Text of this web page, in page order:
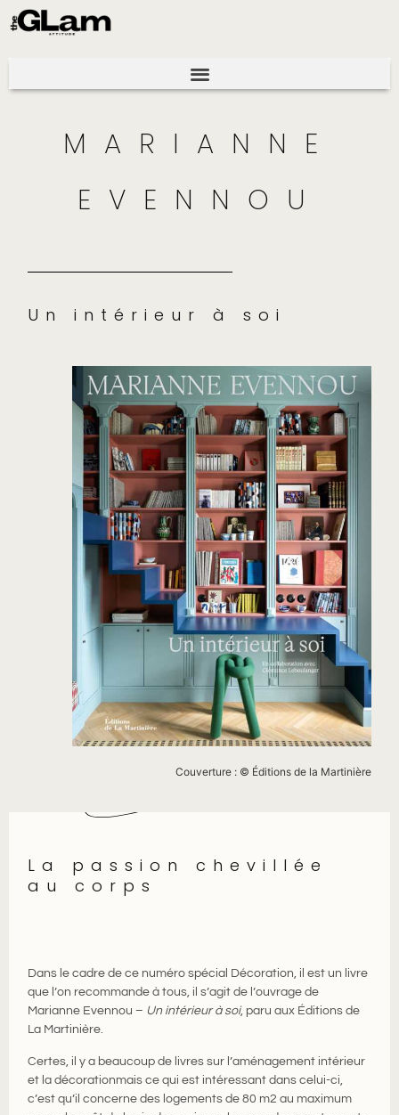
MARIANNE
EVENNOU
Un intérieur à soi
Couverture : © Éditions de la Martinière
La passion chevillée
au corps
Dans le cadre de ce numéro spécial Décoration, i l est un livre
que l’on recommande à tous, il s’agit de l’ouvrage de
Marianne Evennou – Un intérieur à soi, paru aux Éditions de
La Martinière.
Certes, il y a beaucoup de livres sur l’aménagement intérieur
et la décorationmais ce qui est intéressant dans celui-ci,
c’est qu’il concerne des logements de 80 m2 au maximum